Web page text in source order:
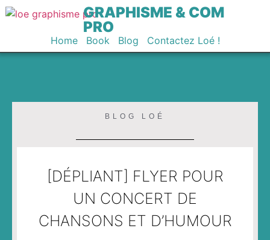
GRAPHISME & COM
PRO
Home Book Blog Contactez Loé !
BLOG LOÉ
[DÉPLIANT] FLYER POUR
UN CONCERT DE
CHANSONS ET D’HUMOUR